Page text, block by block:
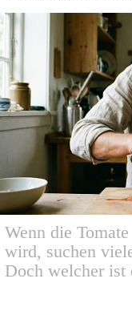
Wenn die
wird, suchen
Doch welcher ist